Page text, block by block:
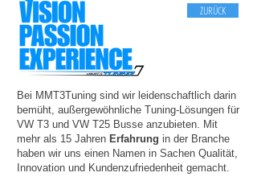
ZURÜCK
Bei MMT3Tuning sind wir leidenschaftlich darin
bemüht, außergewöhnliche Tuning-Lösungen für
VW T3 und VW T25 Busse anzubieten. Mit
mehr als 15 Jahren Erfahrung in der Branche
haben wir uns einen Namen in Sachen Qualität,
Innovation und Kundenzufriedenheit gemacht.